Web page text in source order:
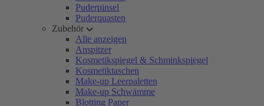
Puderpinsel
Puderquasten
Zubehör
Alle anzeigen
Anspitzer
Kosmetikspiegel & Schminkspiegel
Kosmetiktaschen
Make-up Leerpaletten
Make-up Schwämme
Blotting Paper